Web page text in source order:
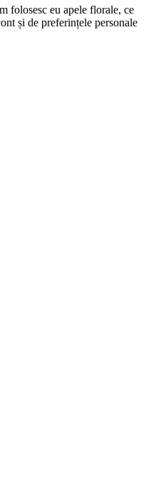
folosesc eu apele florale, ce
și de preferințele personale